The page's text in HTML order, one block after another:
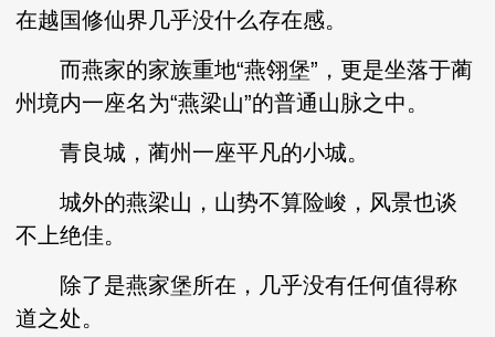
在越国修仙界几乎没什么存在感。
而燕家的家族重地“燕翎堡”，更是坐落于蔺
州境内一座名为“燕梁山”的普通山脉之中。
青良城，蔺州一座平凡的小城。
城外的燕梁山，山势不算险峻，风景也谈
不上绝佳。
除了是燕家堡所在，几乎没有任何值得称
道之处。